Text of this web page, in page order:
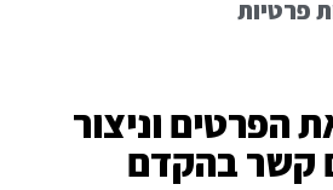
פרטיות
הפרטים וניצור
קשר בהקדם